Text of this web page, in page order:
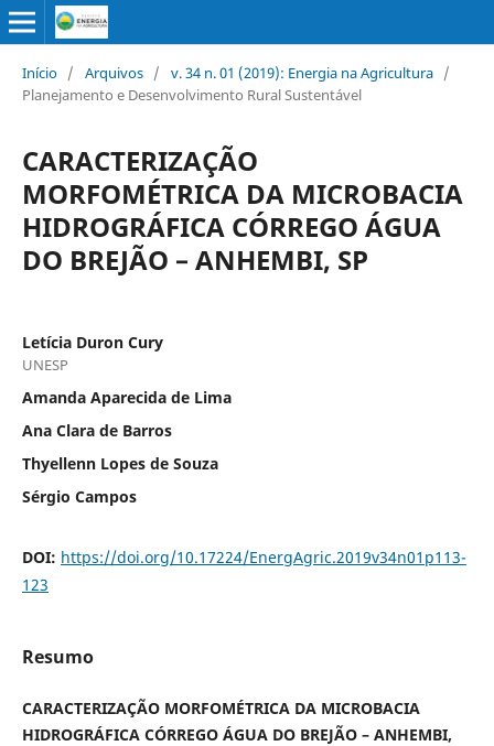
Início / Arquivos / v. 34 n. 01 (2019): Energia na Agricultura /
Planejamento e Desenvolvimento Rural Sustentável
CARACTERIZAÇÃO
MORFOMÉTRICA DA MICROBACIA
HIDROGRÁFICA CÓRREGO ÁGUA
DO BREJÃO – ANHEMBI, SP
Letícia Duron Cury
UNESP
Amanda Aparecida de Lima
Ana Clara de Barros
Thyellenn Lopes de Souza
Sérgio Campos
DOI: https://doi.org/10.17224/EnergAgric.2019v34n01p113-
123
Resumo
CARACTERIZAÇÃO MORFOMÉTRICA DA MICROBACIA
HIDROGRÁFICA CÓRREGO ÁGUA DO BREJÃO – ANHEMBI,